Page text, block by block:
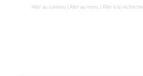
Aller au contenu Aller au menu Aller à la recherche